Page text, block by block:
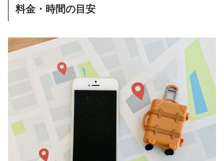
料金・時間の目安